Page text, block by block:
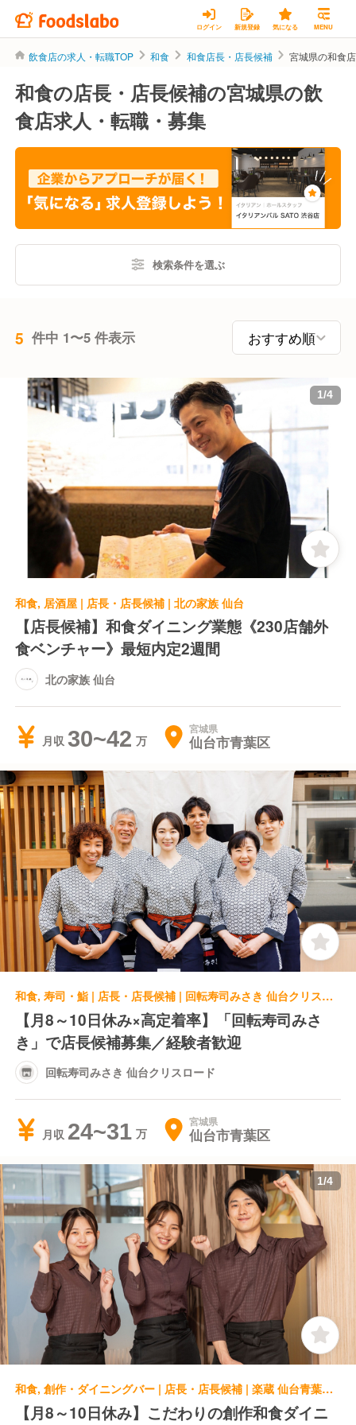
ログイン 新規登録 気になる MENU
飲食店の求人・転職TOP 和食 和食店長・店長候補 宮城県の和食
和食の店長・店長候補の宮城県の飲
食店求人・転職・募集
検索条件を選ぶ
5 件中 1〜5 件表示
1/4
和食, 居酒屋 | 店長・店長候補 | 北の家族 仙台
【店長候補】和食ダイニング業態《230店舗外
食ベンチャー》最短内定2週間
北の家族 仙台
月収 30~42 宮城県
仙台市青葉区
和食, 寿司・鮨 | 店長・店長候補 | 回転寿司みさき 仙台クリスロード
【月8～10日休み×高定着率】「回転寿司みさ
き」で店長候補募集／経験者歓迎
回転寿司みさき 仙台クリスロード
月収 24~31 宮城県
仙台市青葉区
1/4
和食, 創作・ダイニングバー | 店長・店長候補 | 楽蔵 仙台青葉通り店
【月8～10日休み】こだわりの創作和食ダイニ